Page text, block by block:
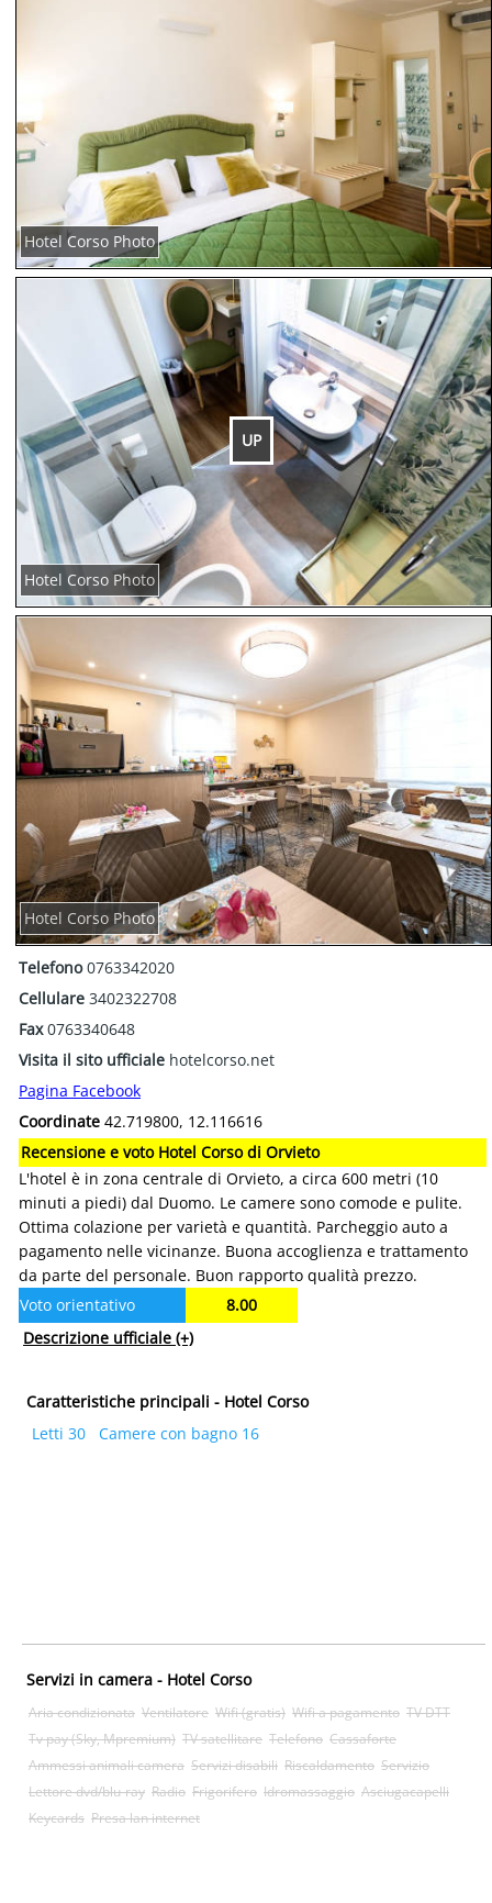
UP
Hotel Corso Photo
Hotel Corso Photo
Hotel Corso Photo
Telefono0763342020
Cellulare 3402322708
Fax0763340648
Visita il sito ufficiale hotelcorso.net
Pagina Facebook
Coordinate 42.719800, 12.116616
Recensione e voto Hotel Corso di Orvieto
L'hotel è in zona centrale di Orvieto, a circa 600 metri (10
minuti a piedi) dal Duomo. Le camere sono comode e pulite.
Ottima colazione per varietà e quantità. Parcheggio auto a
pagamento nelle vicinanze. Buona accoglienza e trattamento
da parte del personale. Buon rapporto qualità prezzo.
Voto orientativo
8.00
Descrizione ufficiale (+)
Caratteristiche principali - Hotel Corso
Letti 30
Camere con bagno 16
Servizi in camera - Hotel Corso
Aria condizionata Ventilatore Wifi (gratis) Wifi a pagamento TV DTT
Tv pay (Sky, Mpremium) TV satellitare Telefono Cassaforte
Ammessi animali camera Servizi disabili Riscaldamento Servizio
Lettore dvd/blu-ray Radio Frigorifero Idromassaggio Asciugacapelli
Keycards Presa lan internet